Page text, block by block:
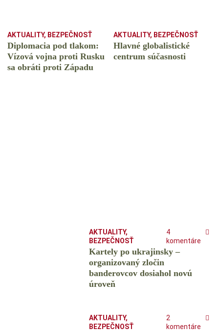
AKTUALITY, BEZPEČNOSŤ
Diplomacia pod tlakom:
Vízová vojna proti Rusku
sa obráti proti Západu
AKTUALITY, BEZPEČNOSŤ
Hlavné globalistické
centrum súčasnosti
AKTUALITY,
BEZPEČNOSŤ
4
komentáre
Kartely po ukrajinsky –
organizovaný zločin
banderovcov dosiahol novú
úroveň
AKTUALITY,
BEZPEČNOSŤ
2
komentáre